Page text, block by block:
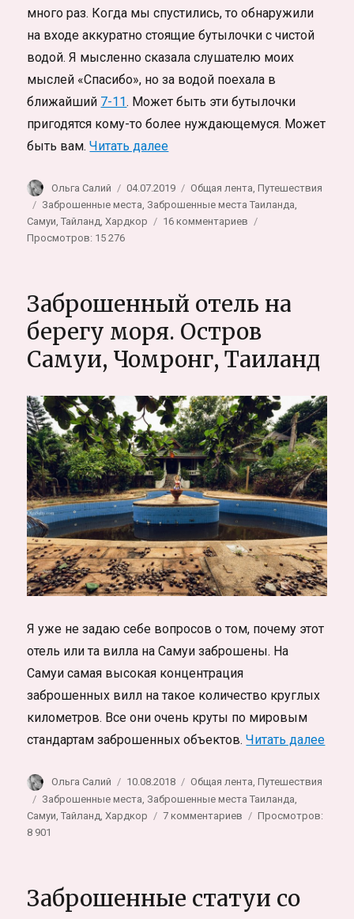
много раз. Когда мы спустились, то обнаружили
на входе аккуратно стоящие бутылочки с чистой
водой. Я мысленно сказала слушателю моих
мыслей «Спасибо», но за водой поехала в
ближайший 7-11. Может быть эти бутылочки
пригодятся кому-то более нуждающемуся. Может
быть вам.Читать далее«Заброшенный отель 404 в
Автор
Ольга Салий Опубликовано
04.07.2019 Рубрики
Общая лента,Путешествия
Метки
Заброшенные места, Заброшенные места Таиланда,
Самуи,Тайланд,Хардкор 16 комментариев
в
Самуи,
Чавенг
Просмотров: 15 276
Заброшенный отель на
берегу моря. Остров
Самуи, Чомронг, Таиланд
Я уже не задаю себе вопросов о том, почему этот
отель или та вилла на Самуи заброшены. На
Самуи самая высокая концентрация
заброшенных вилл на такое количество круглых
километров. Все они очень круты по мировым
стандартам заброшенных объектов.Читать далее
Автор
Ольга Салий Опубликовано
10.08.2018 Рубрики
Общая лента,Путешествия
Метки
Заброшенные места Заброшенные места Таиланда
Самуи ,Тайланд ,Хардкор 7 комментариев
берегу
моря.
Просмотров:
8 901
Заброшенные статуи со